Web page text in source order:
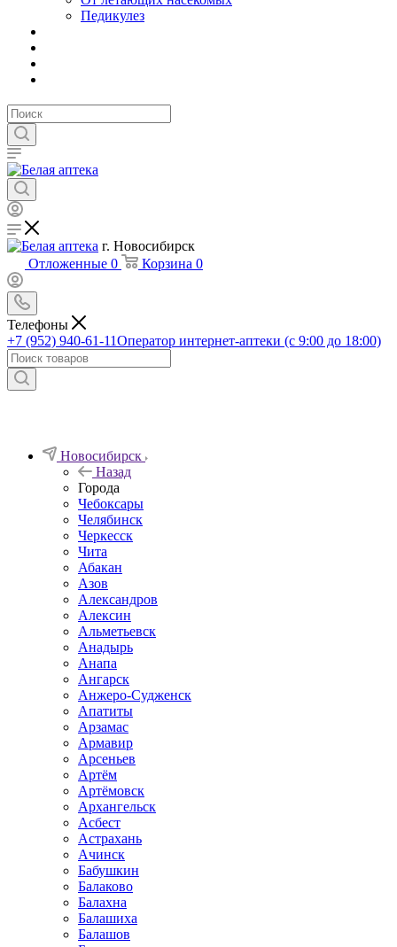
Педикулез
г. Новосибирск
Отложенные 0 Корзина 0
Телефоны
+7 (952) 940-61-11Оператор интернет-аптеки (с 9:00 до 18:00)
Новосибирск
Назад
Города
Чебоксары
Челябинск
Черкесск
Чита
Абакан
Азов
Александров
Алексин
Альметьевск
Анадырь
Анапа
Ангарск
Анжеро-Судженск
Апатиты
Арзамас
Армавир
Арсеньев
Артём
Артёмовск
Архангельск
Асбест
Астрахань
Ачинск
Бабушкин
Балаково
Балахна
Балашиха
Балашов